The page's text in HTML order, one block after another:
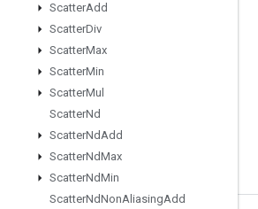
ScatterAdd
ScatterDiv
ScatterMax
ScatterMin
ScatterMul
ScatterNd
ScatterNdAdd
ScatterNdMax
ScatterNdMin
ScatterNdNonAliasingAdd
Pozostawaj w kontakcie
Blog
Forum
Twitter
YouTube